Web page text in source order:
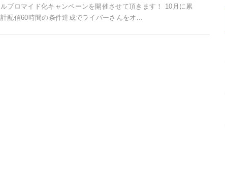
ルブロマイド化キャンペーンを開催させて頂きます！ 10月に累
計配信60時間の条件達成でライバーさんをオ...